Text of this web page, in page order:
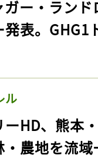
ガー・ラン
表。GHG1
ル
ーHD、熊本
農地を流